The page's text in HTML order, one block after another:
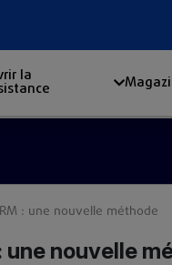
la
: une nouvelle méthode
une nouvelle